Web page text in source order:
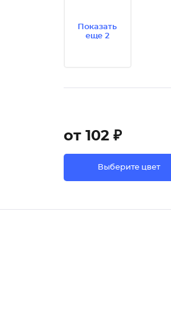
Показать
еще 2
от 102 ₽
Выберите цвет